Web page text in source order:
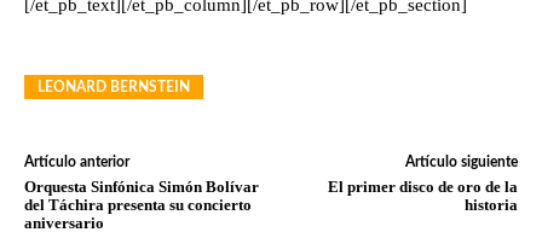
[/et_pb_text][/et_pb_column][/et_pb_row][/et_pb_section]
LEONARD BERNSTEIN
Artículo anterior
Orquesta Sinfónica Simón Bolívar
del Táchira presenta su concierto
aniversario
Artículo siguiente
El primer disco de oro de la
historia